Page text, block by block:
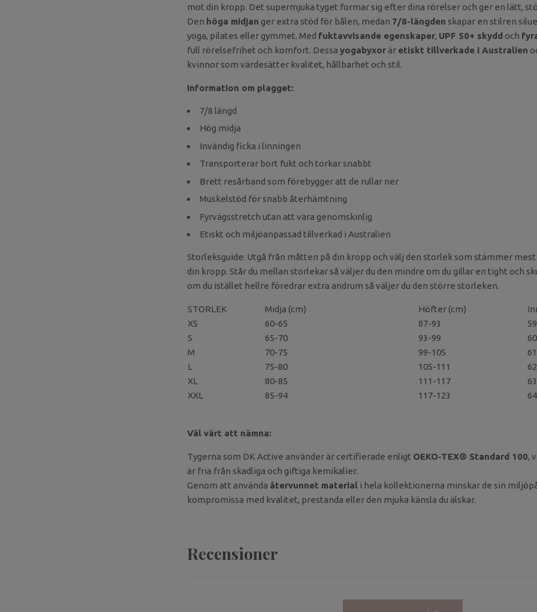
mot din kropp. Det supermjuka tyget formar sig efter dina rörelser och ger en lätt,
Den höga midjan ger extra stöd för bålen, medan 7/8-längden skapar en stilren
yoga, pilates eller gymmet. Med fuktavvisande egenskaper, UPF 50+ skydd och
full rörelsefrihet och komfort. Dessa yogabyxor är etiskt tillverkade i Australien
kvinnor som värdesätter kvalitet, hållbarhet och stil.
Information om plagget:
7/8 längd
Hög midja
Invändig ficka i linningen
Transporterar bort fukt och torkar snabbt
Brett resårband som förebygger att de rullar ner
Muskelstöd för snabb återhämtning
Fyrvägsstretch utan att vara genomskinlig
Etiskt och miljöanpassad tillverkad i Australien
Storleksguide: Utgå från måtten på din kropp och välj den storlek som stämmer
din kropp. Står du mellan storlekar så väljer du den mindre om du gillar en tight och
om du istället hellre föredrar extra andrum så väljer du den större storleken.
STORLEK Midja (cm) Höfter (cm)
XS
60-65 87-93
59
S
65-70 93-99
60
M
70-75 99-105
61
L
75-80 105-111
62
XL
80-85 111-117
63
XXL
85-94 117-123 64
Väl värt att nämna:
Tygerna som DK Active använder är certifierade enligt OEKO-TEX® Standard 100,
är fria från skadliga och giftiga kemikalier.
Genom att använda återvunnet material i hela kollektionerna minskar de sin
kompromissa med kvalitet, prestanda eller den mjuka känsla du älskar.
Recensioner